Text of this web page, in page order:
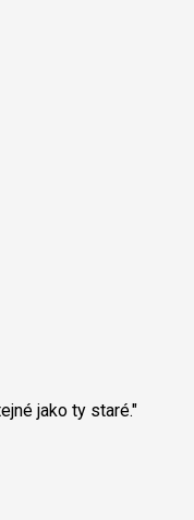
jako ty staré."